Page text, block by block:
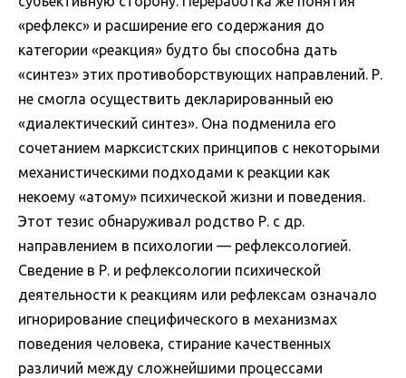
«рефлекс» и расширение его содержания до
категории «реакция» будто бы способна дать
«синтез» этих противоборствующих направлений. Р.
не смогла осуществить декларированный ею
«диалектический синтез». Она подменила его
сочетанием марксистских принципов с некоторыми
механистическими подходами к реакции как
некоему «атому» психической жизни и поведения.
Этот тезис обнаруживал родство Р. с др.
направлением в психологии — рефлексологией.
Сведение в Р. и рефлексологии психической
деятельности к реакциям или рефлексам означало
игнорирование специфического в механизмах
поведения человека, стирание качественных
различий между сложнейшими процессами